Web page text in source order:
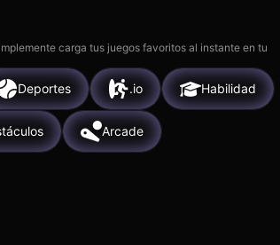
carga tus juegos favoritos al instante en tu
Deportes .io Habilidad
Arcade